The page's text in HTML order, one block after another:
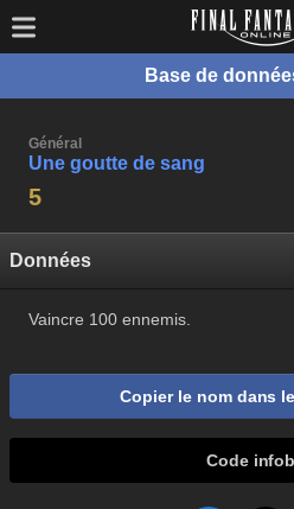
Base de
Général
Une goutte de sang
5
Données
Vaincre 100 ennemis.
Copier le nom dans
Code